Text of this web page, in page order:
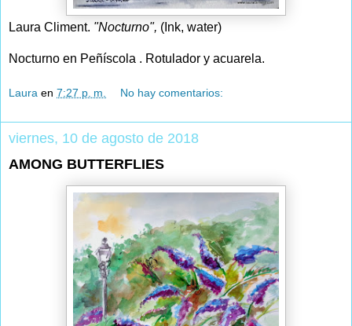
Laura Climent. "Nocturno", (Ink, water)
Nocturno en Peñíscola . Rotulador y acuarela.
Laura en 7:27 p. m. No hay comentarios:
viernes, 10 de agosto de 2018
AMONG BUTTERFLIES